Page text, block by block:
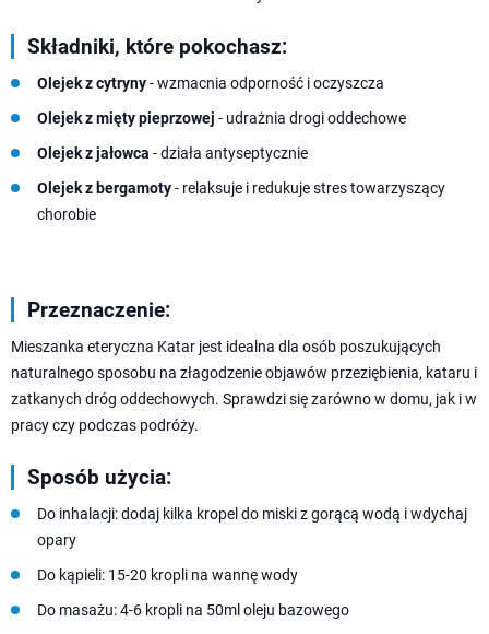
Składniki, które pokochasz:
Olejek z cytryny- wzmacnia odporność i oczyszcza
Olejek z mięty pieprzowej - udrażnia drogi oddechowe
Olejek z jałowca - działa antyseptycznie
Olejek z bergamoty- relaksuje i redukuje stres towarzyszący
chorobie
Przeznaczenie:
Mieszanka eteryczna Katar jest idealna dla osób poszukujących
naturalnego sposobu na złagodzenie objawów przeziębienia, kataru i
zatkanych dróg oddechowych. Sprawdzi się zarówno w domu, jak i w
pracy czy podczas podróży.
Sposób użycia:
Do inhalacji: dodaj kilka kropel do miski z gorącą wodą i wdychaj
opary
Do kąpieli: 15-20 kropli na wannę wody
Do masażu: 4-6 kropli na 50ml oleju bazowego